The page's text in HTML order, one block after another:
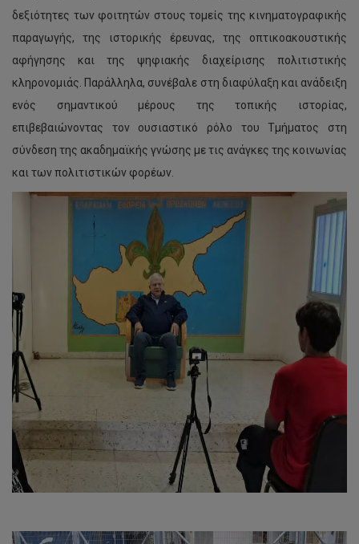
δεξιότητες των φοιτητών στους τομείς της κινηματογραφικής
παραγωγής, της ιστορικής έρευνας, της οπτικοακουστικής
αφήγησης και της ψηφιακής διαχείρισης πολιτιστικής
κληρονομιάς. Παράλληλα, συνέβαλε στη διαφύλαξη και ανάδειξη
ενός σημαντικού μέρους της τοπικής ιστορίας,
επιβεβαιώνοντας τον ουσιαστικό ρόλο του Τμήματος στη
σύνδεση της ακαδημαϊκής γνώσης με τις ανάγκες της κοινωνίας
και των πολιτιστικών φορέων.